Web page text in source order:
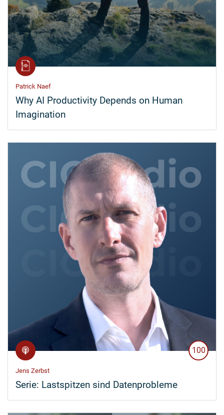
Patrick Naef
Why AI Productivity Depends on Human
Imagination
100
Jens Zerbst
Serie: Lastspitzen sind Datenprobleme